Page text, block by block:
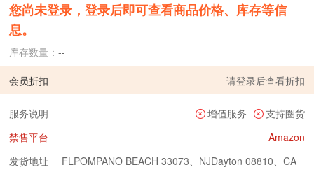
您尚未登录，登录后即可查看商品价格、库存等信
息。
库存数量：--
会员折扣 请登录后查看折扣
服务说明 增值服务
支持圈货
禁售平台
Amazon
发货地址
FLPOMPANO BEACH 33073、NJDayton 08810、CA